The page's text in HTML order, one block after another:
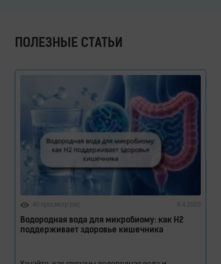
ПОЛЕЗНЫЕ СТАТЬИ
40 просмотр (ов) 8.4.2026
Водородная вода для микробиому: как H2
поддерживает здоровье кишечника